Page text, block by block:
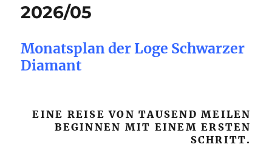
2026/05
Monatsplan der Loge Schwarzer
Diamant
EINE REISE VON TAUSEND MEILEN
BEGINNEN MIT EINEM ERSTEN
SCHRITT.